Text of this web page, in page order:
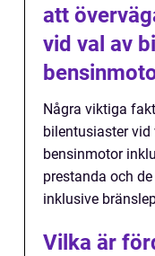
att
vid val av
Några viktiga
bilentusiaster vid
bensinmotor
prestanda och
inklusive
Vilka är